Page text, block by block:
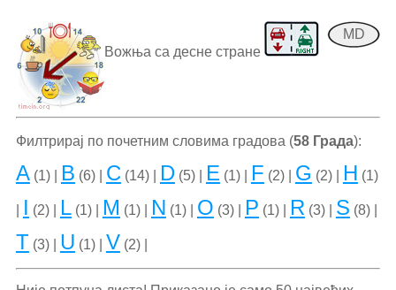
MD
Вожња са десне стране
Филтрирај по почетним словима градова (58 Града):
A(1) | B (6) | C (14) | D(5) | E (1) | F (2) | G (2) | H (1)
I (2) | L(1) | M (1) | N (1) | O (3) | P (1) | R (3) | S (8) |
T (3) | U (1) | V (2) |